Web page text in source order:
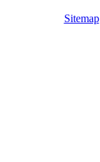
Sitemap